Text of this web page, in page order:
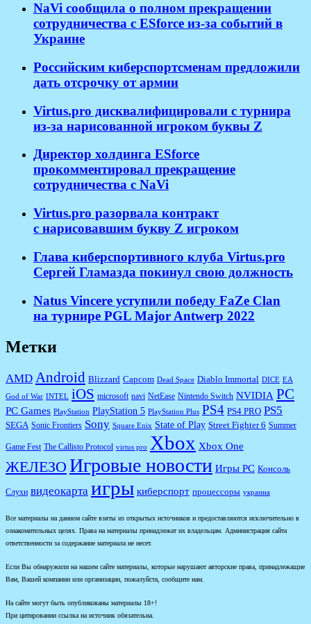
NaVi сообщила о полном прекращении
сотрудничества с ESforce из-за событий в
Украине
Российским киберспортсменам предложили
дать отсрочку от армии
Virtus.pro дисквалифицировали с турнира
из-за нарисованной игроком буквы Z
Директор холдинга ESforce
прокомментировал прекращение
сотрудничества с NaVi
​Virtus.pro разорвала контракт
с нарисовавшим букву Z игроком
Глава киберспортивного клуба Virtus.pro
Сергей Гламазда покинул свою должность
Natus Vincere уступили победу FaZe Clan
на турнире PGL Major Antwerp 2022
Метки
AMD Android Blizzard Capcom Dead Space Diablo Immortal DICE EA
God of War INTEL iOS microsoft navi NetEase Nintendo Switch NVIDIA PC
PC Games PlayStation PlayStation 5 PlayStation Plus PS4 PS4 PRO PS5
SEGA Sonic Frontiers Sony Square Enix State of Play Street Fighter 6 Summer
Game Fest The Callisto Protocol virtus pro Xbox Xbox One
ЖЕЛЕЗО Игровые новости Игры PC Консоль
Слухи видеокарта игры киберспорт процессоры украина
Все материалы на данном сайте взяты из открытых источников и предоставляются исключительно в
ознакомительных целях. Права на материалы принадлежат их владельцам. Администрация сайта
ответственности за содержание материала не несет.
Если Вы обнаружили на нашем сайте материалы, которые нарушают авторские права, принадлежащие
Вам, Вашей компании или организации, пожалуйста, сообщите нам.
На сайте могут быть опубликованы материалы 18+!
При цитировании ссылка на источник обязательна.